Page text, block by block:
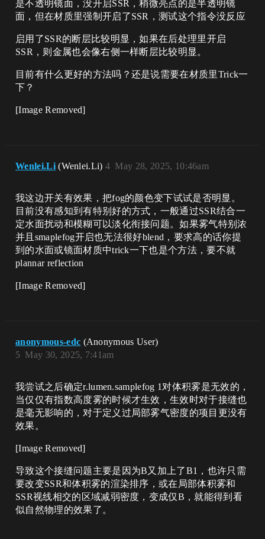
是不透明镜面，没开启SSR，稍微亮点的是半透明​镜
面，但在材质里强制开启了SSR，测试这个指令没反应
启用了SSR的断层比较明显，​如果在后处理里开启
SSR，则金属也会像右侧一样断层比较明显。
目前有什么更好的方法吗？还是说需要在材质里Trick一
下？​
[Image Removed]
Wenlei.Li (Wenlei.Li) May 28, 2025, 10:46am
4
我这边开关有效果，把fog的颜色变下试试是否明显。
目前没有感知到有特别好的方式，一般通过SSR结合一
定水面扰动和模糊可以淡化衔接问题。如果雾气特别浓
并且smaplefog开启也无法很好blend，要求高的话你提
到的水面或镜面材质中trick一下也是个方法，要不就
plannar reflection
[Image Removed]
anonymous-edc (Anonymous User)
May 30, 2025, 7:41am
5
我尝试之后确定r.lumen.samplefog 1对体积雾​是无效的，
当仅仅有指数高度雾的时候才生效，生效时对于接缝也
是毫无影响的，对于定义过局部雾气密度的项目更没有
效果。
[Image Removed]​
导致这个接缝问题主要是因为B又加上了B1，也许只需
要改变SSR和体积雾的渲染排序，或在局部体积雾和
SSR视线相交的区域减弱密度，变成仅B，就能得到看
似自然物理的效果了。